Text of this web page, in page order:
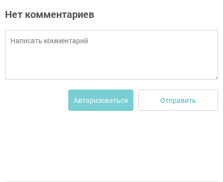
Нет комментариев
Авторизоваться Отправить